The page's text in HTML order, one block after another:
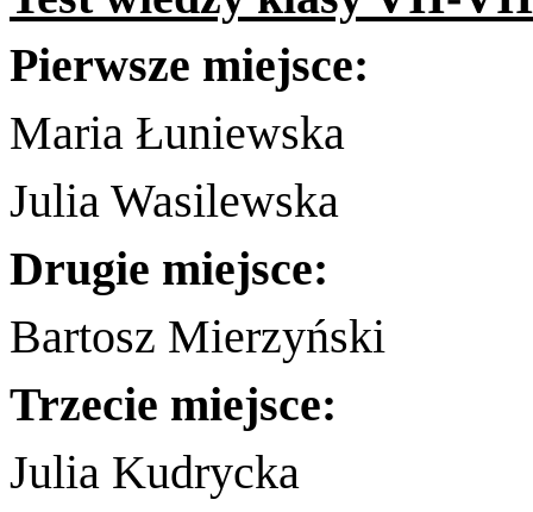
Pierwsze miejsce:
Maria Łuniewska
Julia Wasilewska
Drugie miejsce:
Bartosz Mierzyński
Trzecie miejsce:
Julia Kudrycka